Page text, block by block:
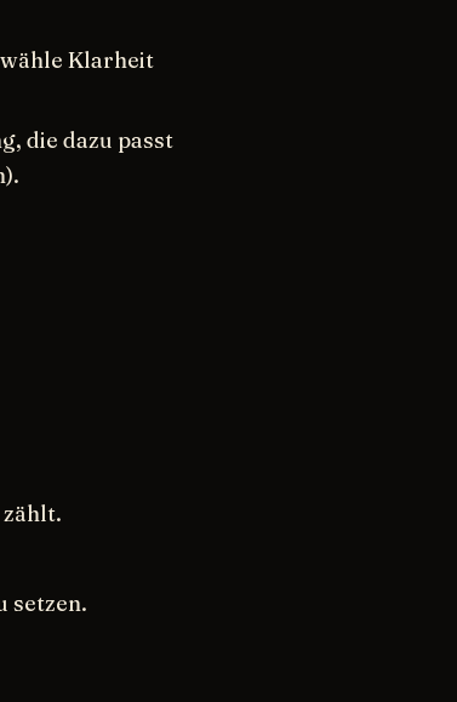
Klarheit
die dazu passt
setzen.